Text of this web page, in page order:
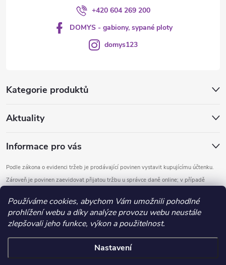
Používáme cookies, abychom Vám umožnili pohodlné
prohlížení webu a díky analýze provozu webu neustále
zlepšovali jeho funkce, výkon a použitelnost.
Nastavení
Kategorie produktů
Aktuality
Informace pro vás
Podle zákona o evidenci tržeb je prodávající povinen vystavit kupujícímu účtenku.
Zároveň je povinen zaevidovat přijatou tržbu u správce daně online; v případě
+420 604 269 200
DOMYS - gabiony, sypané ploty
domys123
Vytvořil Shoptet
Copyright 2026DOMYS. Všechna práva vyhrazena.